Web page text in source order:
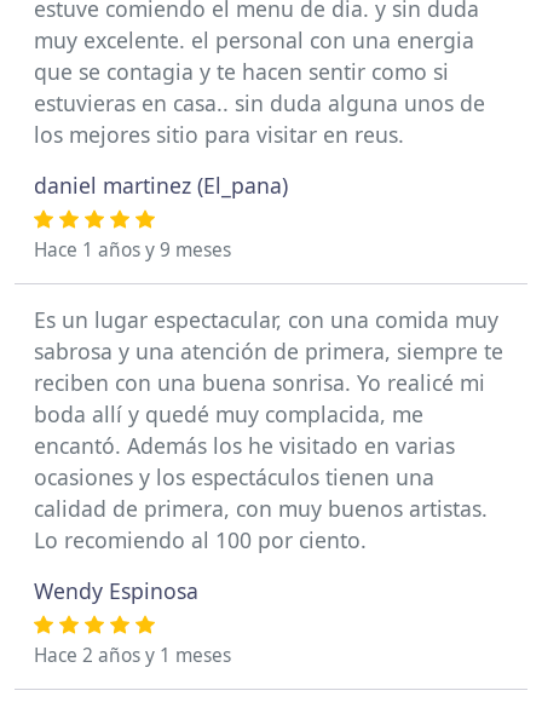
estuve comiendo el menu de dia. y sin duda
muy excelente. el personal con una energia
que se contagia y te hacen sentir como si
estuvieras en casa.. sin duda alguna unos de
los mejores sitio para visitar en reus.
daniel martinez (El_pana)
Hace 1 años y 9 meses
Es un lugar espectacular, con una comida muy
sabrosa y una atención de primera, siempre te
reciben con una buena sonrisa. Yo realicé mi
boda allí y quedé muy complacida, me
encantó. Además los he visitado en varias
ocasiones y los espectáculos tienen una
calidad de primera, con muy buenos artistas.
Lo recomiendo al 100 por ciento.
Wendy Espinosa
Hace 2 años y 1 meses